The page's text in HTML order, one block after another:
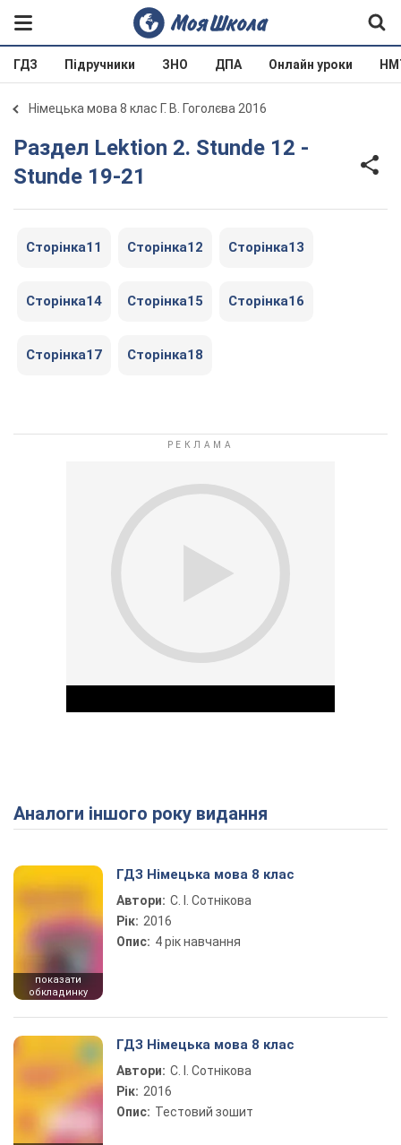
ГДЗ Підручники ЗНО ДПА Онлайн уроки
Німецька мова 8 клас Г. В. Гоголєва 2016
Раздел Lektion 2. Stunde 12 -
Stunde 19-21
Сторінка11 Сторінка12 Сторінка13
Сторінка14 Сторінка15 Сторінка16
Сторінка17 Сторінка18
Play Video
Аналоги іншого року видання
показати
обкладинку
ГДЗ Німецька мова 8 клас
Автори: С. І. Сотнікова
Рік: 2016
Опис: 4 рік навчання
ГДЗ Німецька мова 8 клас
Автори: С. І. Сотнікова
Рік: 2016
Опис: Тестовий зошит